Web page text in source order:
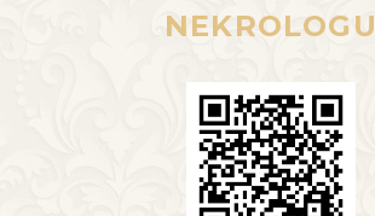
NEKROLOGU